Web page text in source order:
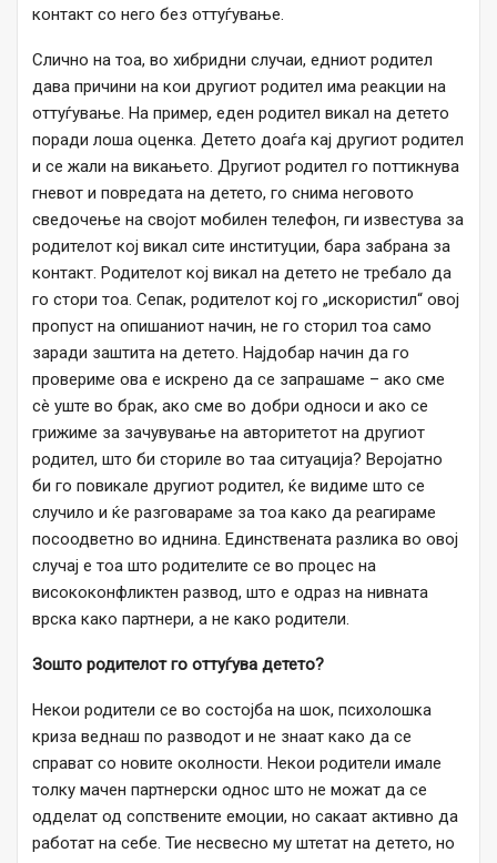
контакт со него без оттуѓување.
Слично на тоа, во хибридни случаи, едниот родител
дава причини на кои другиот родител има реакции на
оттуѓување. На пример, еден родител викал на детето
поради лоша оценка. Детето доаѓа кај другиот родител
и се жали на викањето. Другиот родител го поттикнува
гневот и повредата на детето, го снима неговото
сведочење на својот мобилен телефон, ги известува за
родителот кој викал сите институции, бара забрана за
контакт. Родителот кој викал на детето не требало да
го стори тоа. Сепак, родителот кој го „искористил“ овој
пропуст на опишаниот начин, не го сторил тоа само
заради заштита на детето. Најдобар начин да го
провериме ова е искрено да се запрашаме – ако сме
сè уште во брак, ако сме во добри односи и ако се
грижиме за зачувување на авторитетот на другиот
родител, што би сториле во таа ситуација? Веројатно
би го повикале другиот родител, ќе видиме што се
случило и ќе разговараме за тоа како да реагираме
посоодветно во иднина. Единствената разлика во овој
случај е тоа што родителите се во процес на
висококонфликтен развод, што е одраз на нивната
врска како партнери, а не како родители.
Зошто родителот го оттуѓува детето?
Некои родители се во состојба на шок, психолошка
криза веднаш по разводот и не знаат како да се
справат со новите околности. Некои родители имале
толку мачен партнерски однос што не можат да се
одделат од сопствените емоции, но сакаат активно да
работат на себе. Тие несвесно му штетат на детето, но